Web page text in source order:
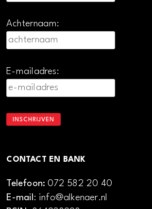
Achternaam:
E-mailadres:
CONTACT EN BANK
Telefoon:072 582 20 40
E-mail: info@alkenaer.nl